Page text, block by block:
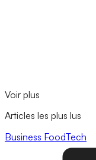
Voir plus
Articles les plus lus
Business FoodTech